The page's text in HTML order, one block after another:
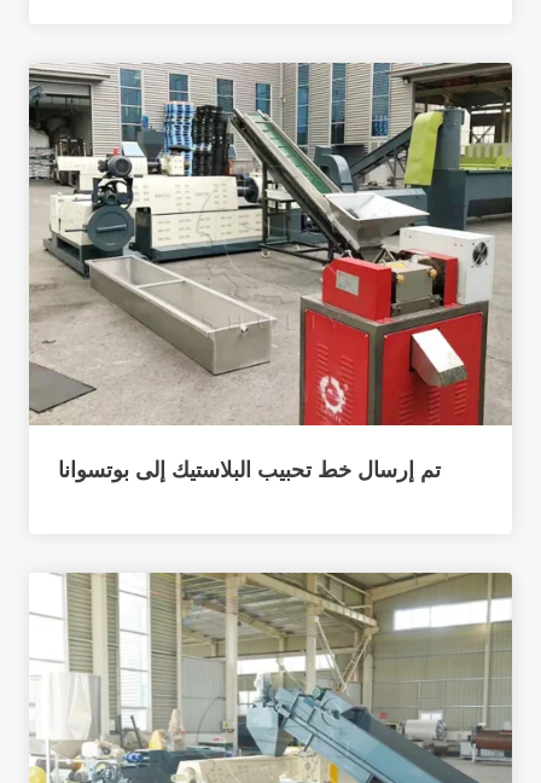
تم إرسال خط تحبيب البلاستيك إلى بوتسوانا